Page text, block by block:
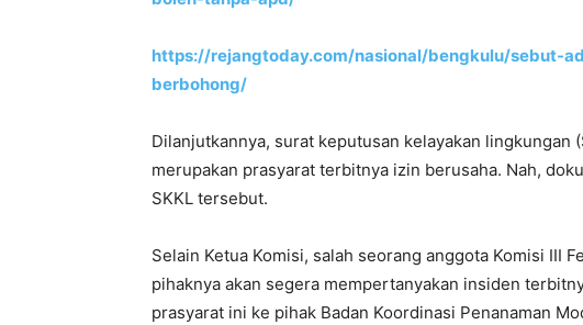
https://rejangtoday.com/nasional/bengkulu/sebut-
berbohong/
Dilanjutkannya, surat keputusan kelayakan lingkungan
merupakan prasyarat terbitnya izin berusaha. Nah,
SKKL tersebut.
Selain Ketua Komisi, salah seorang anggota Komisi III
pihaknya akan segera mempertanyakan insiden
prasyarat ini ke pihak Badan Koordinasi Penanaman